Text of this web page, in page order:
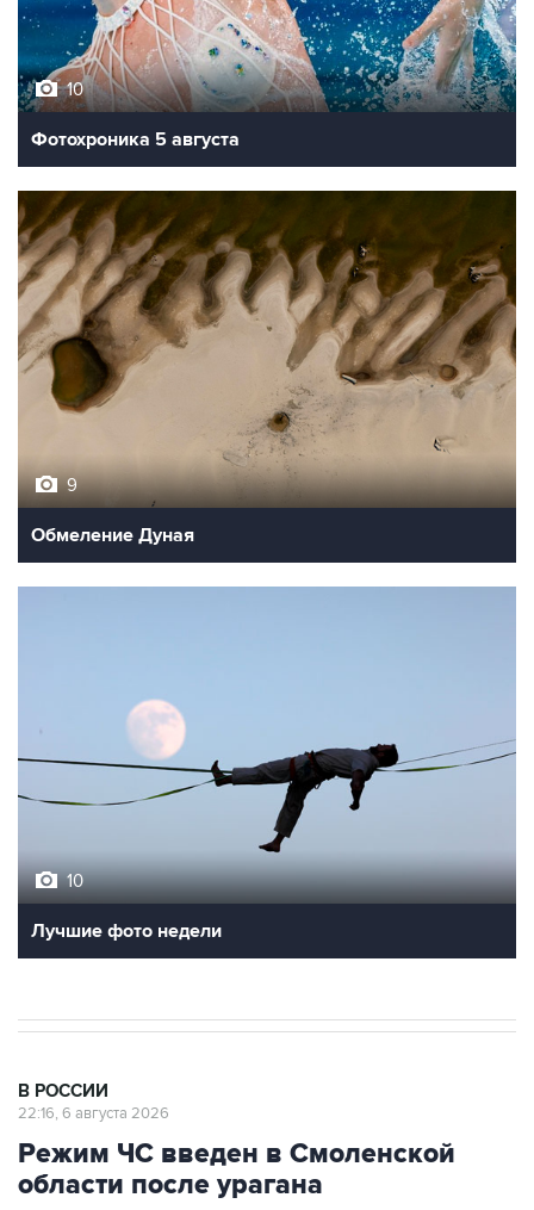
10
Фотохроника 5 августа
9
Обмеление Дуная
10
Лучшие фото недели
В РОССИИ
22:16, 6 августа 2026
Режим ЧС введен в Смоленской
области после урагана